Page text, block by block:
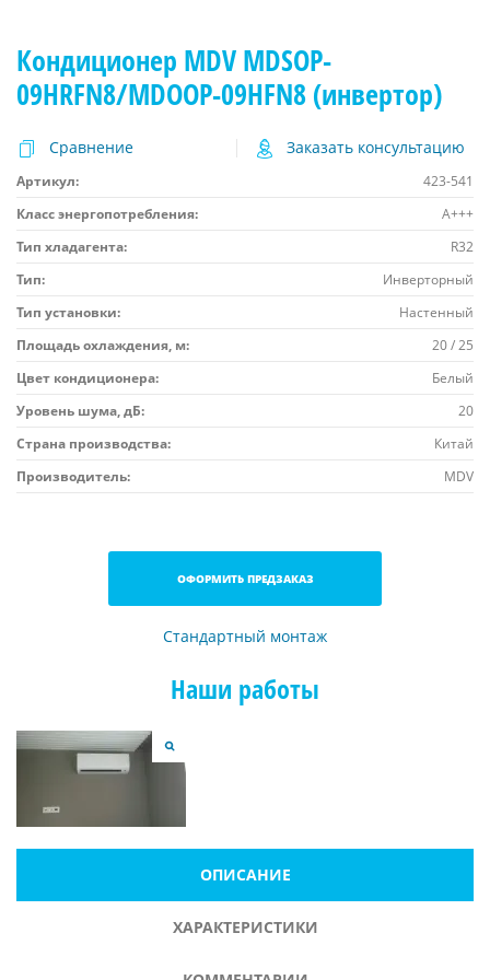
Кондиционер MDV MDSOP-
09HRFN8/MDOOP-09HFN8 (инвертор)
Сравнение Заказать консультацию
Артикул:
423-541
Класс энергопотребления:
A+++
Тип хладагента:
R32
Тип:
Инверторный
Тип установки:
Настенный
Площадь охлаждения, м:
20 / 25
Цвет кондиционера:
Белый
Уровень шума, дБ:
20
Страна производства:
Китай
Производитель:
MDV
ОФОРМИТЬ ПРЕДЗАКАЗ
Стандартный монтаж
Наши работы
ОПИСАНИЕ
ХАРАКТЕРИСТИКИ